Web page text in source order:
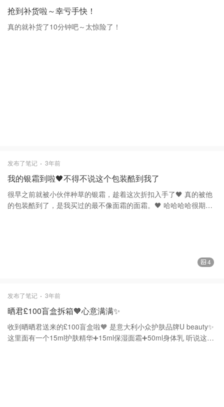
抢到补货啦～幸亏手快！
真的就补货了10分钟吧～太惊险了！
发布了笔记 3年前
我的银霜到啦🖤不得不说这个包装酷到我了
很早之前就被小伙伴种草的银霜，趁着这次折扣入手了🖤 真的被他
的包装酷到了，是我买过的最不像面霜的面霜。🖤 哈哈哈哈很期待
4
发布了笔记 3年前
晒君£100盲盒拆箱🧡心意满满✨
收到晒晒君送来的£100盲盒啦🧡 是意大利小众护肤品牌U beauty✨
这里面有一个15ml护肤精华➕15ml保湿面霜➕50ml身体乳 听说这个